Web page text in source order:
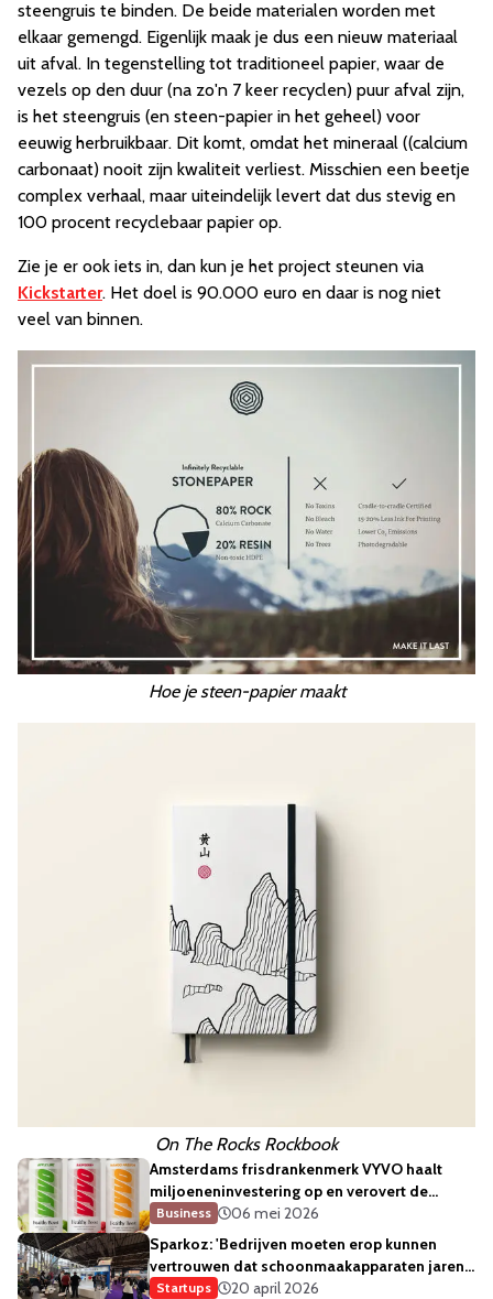
steengruis te binden. De beide materialen worden met
elkaar gemengd. Eigenlijk maak je dus een nieuw materiaal
uit afval. In tegenstelling tot traditioneel papier, waar de
vezels op den duur (na zo'n 7 keer recyclen) puur afval zijn,
is het steengruis (en steen-papier in het geheel) voor
eeuwig herbruikbaar. Dit komt, omdat het mineraal ((calcium
carbonaat) nooit zijn kwaliteit verliest. Misschien een beetje
complex verhaal, maar uiteindelijk levert dat dus stevig en
100 procent recyclebaar papier op.
Zie je er ook iets in, dan kun je het project steunen via
Kickstarter. Het doel is 90.000 euro en daar is nog niet
veel van binnen.
Hoe je steen-papier maakt
On The Rocks Rockbook
Amsterdams frisdrankenmerk VYVO haalt
miljoeneninvestering op en verovert de
kantines
Business
06 mei 2026
Sparkoz: 'Bedrijven moeten erop kunnen
vertrouwen dat schoonmaakapparaten jaren
meegaan'
Startups
20 april 2026